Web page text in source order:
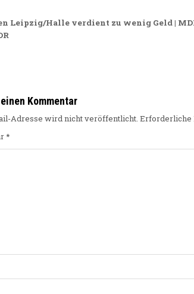
Leipzig/Halle verdient zu wenig Geld |
Kommentar
Adresse wird nicht veröffentlicht. Erforderliche
*